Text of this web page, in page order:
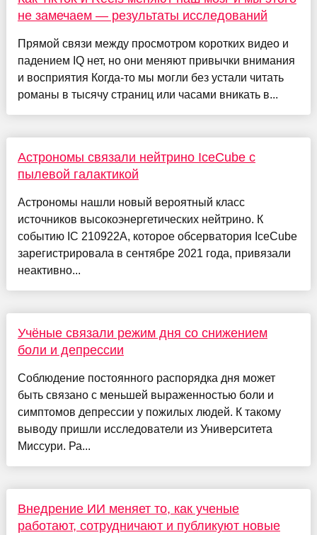
не замечаем — результаты исследований
Прямой связи между просмотром коротких видео и
падением IQ нет, но они меняют привычки внимания
и восприятия Когда-то мы могли без устали читать
романы в тысячу страниц или часами вникать в...
Астрономы связали нейтрино IceCube с
пылевой галактикой
Астрономы нашли новый вероятный класс
источников высокоэнергетических нейтрино. К
событию IC 210922A, которое обсерватория IceCube
зарегистрировала в сентябре 2021 года, привязали
неактивно...
Учёные связали режим дня со снижением
боли и депрессии
Соблюдение постоянного распорядка дня может
быть связано с меньшей выраженностью боли и
симптомов депрессии у пожилых людей. К такому
выводу пришли исследователи из Университета
Миссури. Ра...
Внедрение ИИ меняет то, как ученые
работают, сотрудничают и публикуют новые